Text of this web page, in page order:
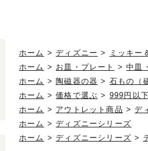
ホーム >ディズニー >
ミッキー
ホーム > お皿・プレート >中皿
ホーム > 陶磁器の器 > 石もの（
ホーム >価格で選ぶ > 999円以下
ホーム > アウトレット商品 >デ
ホーム >ディズニーシリーズ
ホーム >ディズニーシリーズ >